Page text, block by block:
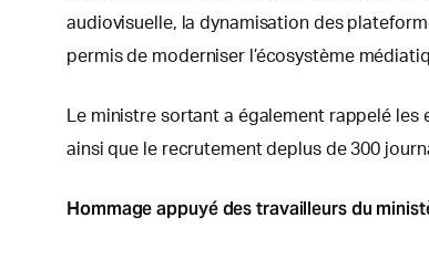
audiovisuelle, la dynamisation des
permis de moderniser l’écosystème
Le ministre sortant a également rappelé
ainsi que le recrutement deplus de 300
Hommage appuyé des travailleurs du